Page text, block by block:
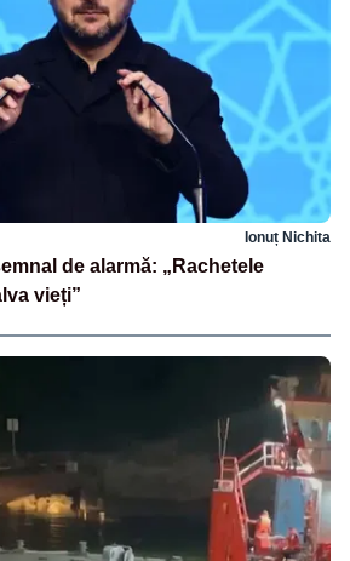
Ionuț Nichita
de alarmă: „Rachetele
vieți”